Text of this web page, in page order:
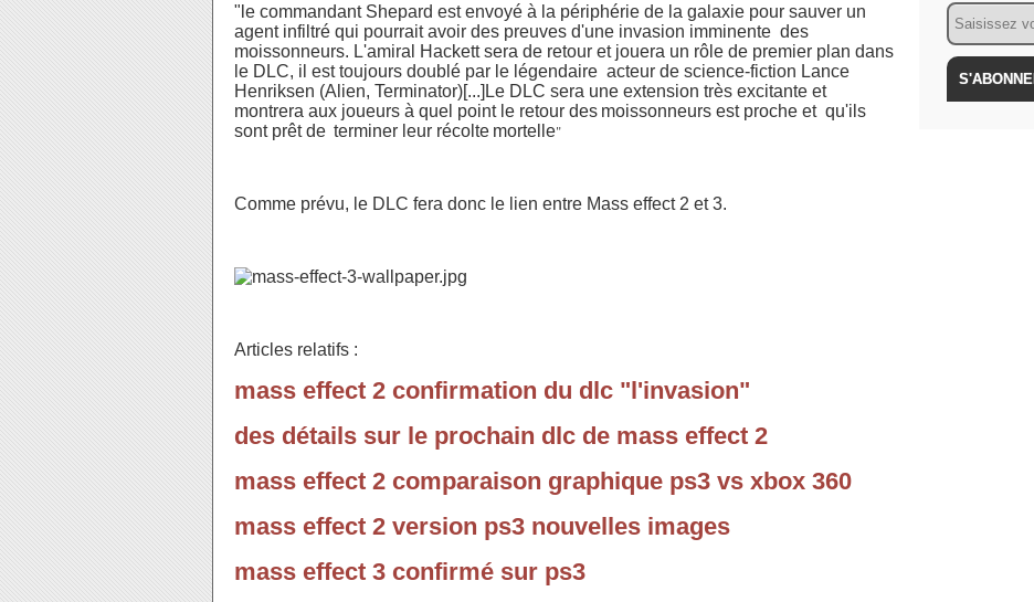
" le commandant Shepard est envoyé à la périphérie de la galaxie pour sauver un
agent infiltré qui pourrait avoir des preuves d'une invasion imminente des
moissonneurs. L'amiral Hackett sera de retour et jouera un rôle de premier plan dans
le DLC, il est toujours doublé par le légendaire acteur de science-fiction Lance
Henriksen (Alien, Terminator)[...]Le DLC sera une extension très excitante et
montrera aux joueurs à quel point le retour des moissonneurs est proche et qu'ils
sont prêt de terminer leur récolte mortelle"
Comme prévu, le DLC fera donc le lien entre Mass effect 2 et 3.
Articles relatifs :
mass effect 2 confirmation du dlc "l'invasion"
des détails sur le prochain dlc de mass effect 2
mass effect 2 comparaison graphique ps3 vs xbox 360
mass effect 2 version ps3 nouvelles images
mass effect 3 confirmé sur ps3
Email